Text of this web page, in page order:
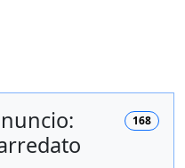
168